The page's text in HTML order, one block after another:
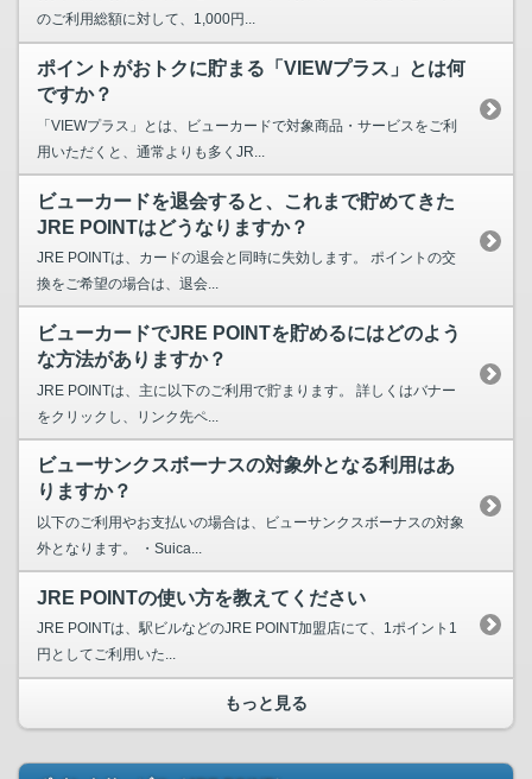
のご利用総額に対して、1,000円...
ポイントがおトクに貯まる「VIEWプラス」とは何
ですか？
「VIEWプラス」とは、ビューカードで対象商品・サービスをご利
用いただくと、通常よりも多くJR...
ビューカードを退会すると、これまで貯めてきた
JRE POINTはどうなりますか？
JRE POINTは、カードの退会と同時に失効します。 ポイントの交
換をご希望の場合は、退会...
ビューカードでJRE POINTを貯めるにはどのよう
な方法がありますか？
JRE POINTは、主に以下のご利用で貯まります。 詳しくはバナー
をクリックし、リンク先ペ...
ビューサンクスボーナスの対象外となる利用はあ
りますか？
以下のご利用やお支払いの場合は、ビューサンクスボーナスの対象
外となります。 ・Suica...
JRE POINTの使い方を教えてください
JRE POINTは、駅ビルなどのJRE POINT加盟店にて、1ポイント1
円としてご利用いた...
もっと見る